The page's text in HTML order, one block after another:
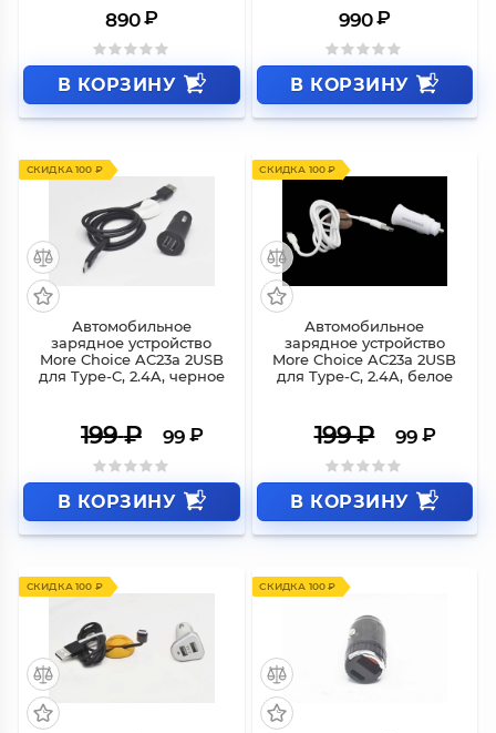
890 ₽
В КОРЗИНУ
990 ₽
В КОРЗИНУ
Автомобильное
зарядное устройство
More Choice AC23a 2USB
для Type-C, 2.4A, черное
199₽ 99 ₽
В КОРЗИНУ
СКИДКА 100 ₽
Автомобильное
зарядное устройство
More Choice AC23a 2USB
для Type-C, 2.4A, белое
199₽ 99 ₽
В КОРЗИНУ
СКИДКА 100 ₽